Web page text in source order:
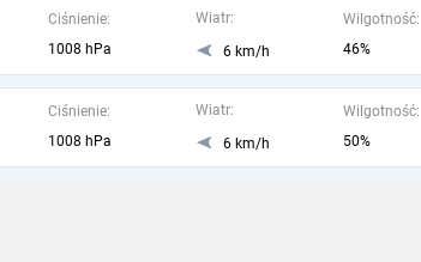
Ciśnienie:
1008 hPa
Wiatr:
6 km/h
Wilgotność:
46%
Ciśnienie:
1008 hPa
Wiatr:
6 km/h
Wilgotność:
50%